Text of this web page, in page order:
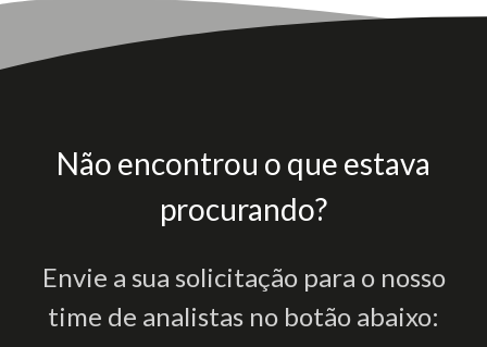
Não encontrou o que estava
procurando?
Envie a sua solicitação para o nosso
time de analistas no botão abaixo: